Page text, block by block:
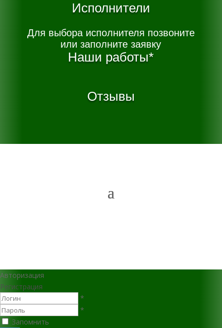
Исполнители
Для выбора исполнителя позвоните
или заполните заявку
Наши работы*
Отзывы
Авторизация
Регистрация
*
*
Запомнить